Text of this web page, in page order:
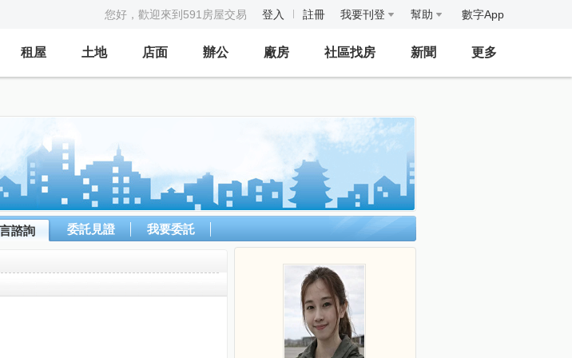
您好，歡迎來到591房屋交易 登入 註冊 我要刊登 幫助 數字App
租屋 土地 店面 辦公 廠房 社區找房 新聞 更多
諮詢 委託見證 我要委託